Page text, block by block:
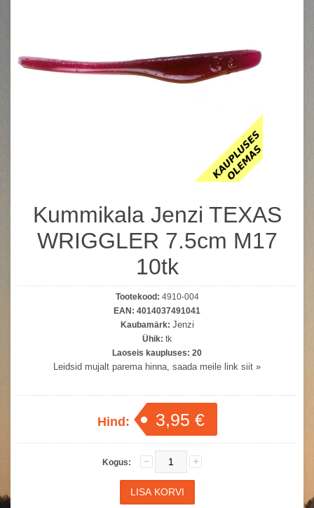
Kummikala Jenzi TEXAS
WRIGGLER 7.5cm M17
10tk
Tootekood: 4910-004
EAN: 4014037491041
Kaubamärk: Jenzi
Ühik: tk
Laoseis kaupluses: 20
Leidsid mujalt parema hinna, saada meile link siit »
Hind: 3,95 €
Kogus: